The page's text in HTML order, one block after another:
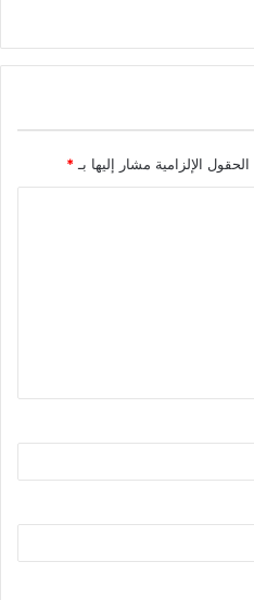
الحقول الإلزامية مشار إليها بـ *